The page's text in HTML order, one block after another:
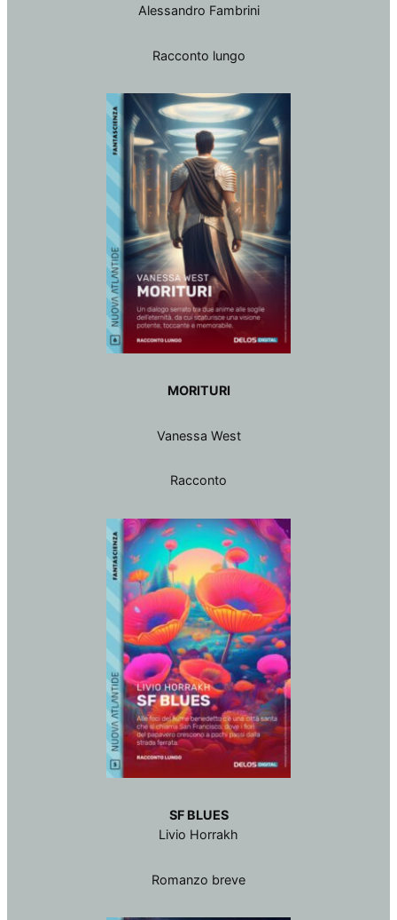
Alessandro Fambrini
Racconto lungo
MORITURI
Vanessa West
Racconto
SF BLUES
Livio Horrakh
Romanzo breve